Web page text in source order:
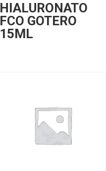
HIALURONATO
FCO GOTERO
15ML